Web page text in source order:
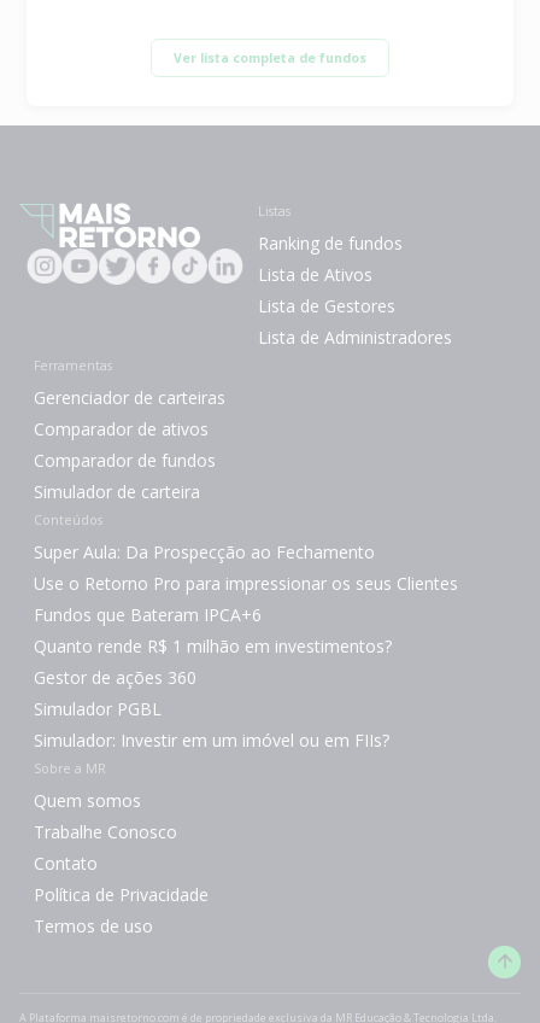
Ver lista completa de fundos
Listas
Ranking de fundos
Lista de Ativos
Lista de Gestores
Lista de Administradores
Ferramentas
Gerenciador de carteiras
Comparador de ativos
Comparador de fundos
Simulador de carteira
Conteúdos
Super Aula: Da Prospecção ao Fechamento
Use o Retorno Pro para impressionar os seus Clientes
Fundos que Bateram IPCA+6
Quanto rende R$ 1 milhão em investimentos?
Gestor de ações 360
Simulador PGBL
Simulador: Investir em um imóvel ou em FIIs?
Sobre a MR
Quem somos
Trabalhe Conosco
Contato
Política de Privacidade
Termos de uso
A Plataforma maisretorno.com é de propriedade exclusiva da MR Educação & Tecnologia Ltda.